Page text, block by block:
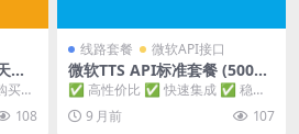
套
买增
：
108
线路套餐 微软API接口
微软TTS API标准套餐 (5000
万字符)
✅ 高性价比 ✅ 快速集成 ✅ 稳定
可靠 ✅ 即买即用 套餐核心规格 套
餐名称：...
9 月前 107